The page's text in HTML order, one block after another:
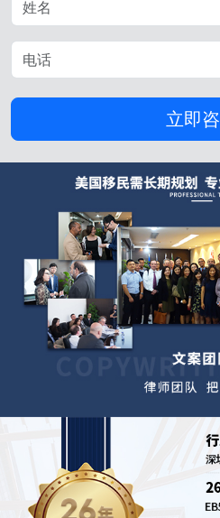
立即